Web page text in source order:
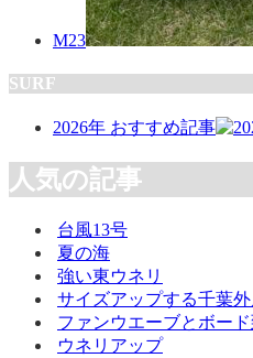
M23
SURF
2026年 おすすめ記事
人気の記事
台風13号
夏の海
強い東ウネリ
サイズアップする千葉
ファンウエーブとボー
ウネリアップ